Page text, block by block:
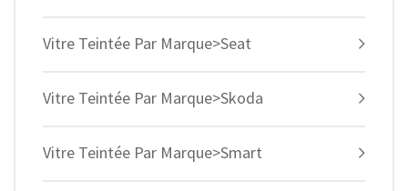
Vitre Teintée Par Marque>Seat
Vitre Teintée Par Marque>Skoda
Vitre Teintée Par Marque>Smart